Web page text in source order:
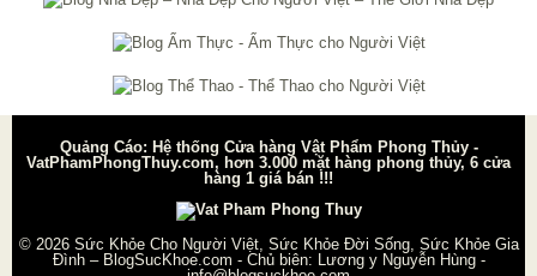
Quảng Cáo: Hệ thống Cửa hàng Vật Phẩm Phong Thủy -
VatPhamPhongThuy.com, hơn 3.000 mặt hàng phong thủy, 6 cửa
hàng 1 giá bán !!!
© 2026 Sức Khỏe Cho Người Việt, Sức Khỏe Đời Sống, Sức Khỏe Gia
Đình – BlogSucKhoe.com - Chủ biên: Lương y Nguyễn Hùng-